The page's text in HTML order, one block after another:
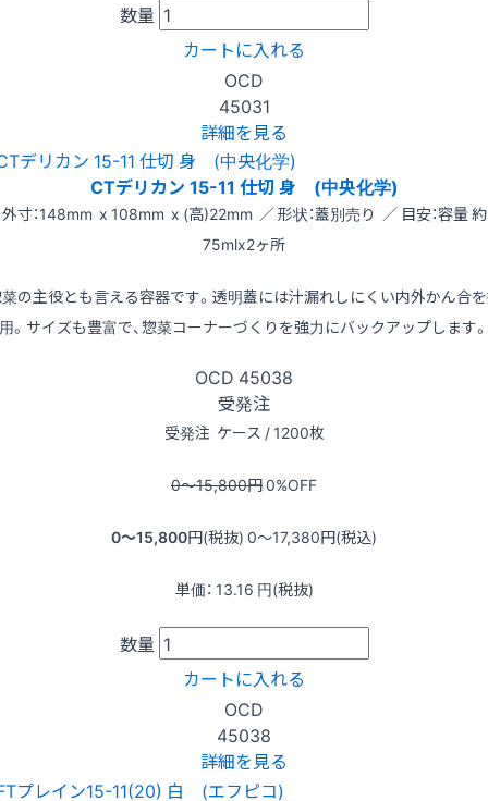
数量
カートに入れる
OCD
45031
詳細を見る
CTデリカン 15-11 仕切 身 (中央化学)
外寸：148mm x 108mm x (高)22mm ／ 形状：蓋別売り ／ 目安：容量 約
75mlx2ヶ所
の主役とも言える容器です。透明蓋には汁漏れしにくい内外かん合
用。サイズも豊富で、惣菜コーナーづくりを強力にバックアップします。
OCD 45038
受発注
受発注 ケース / 1200枚
0〜15,800円0%OFF
0〜15,800円(税抜) 0〜17,380円(税込)
単価： 13.16 円(税抜)
数量
カートに入れる
OCD
45038
詳細を見る